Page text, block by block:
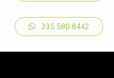
335 580 8442